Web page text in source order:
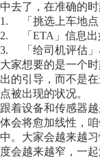
中去了，在准确的
1. 「挑选上车地点
2. 「ETA」信息出
3. 「给司机评估」
大家想要的是一个
出的引导，而不是
点被出现的状况。
跟着设备和传感器
体会将愈加线性，
中。大家会越来越
度会越来越窄，一